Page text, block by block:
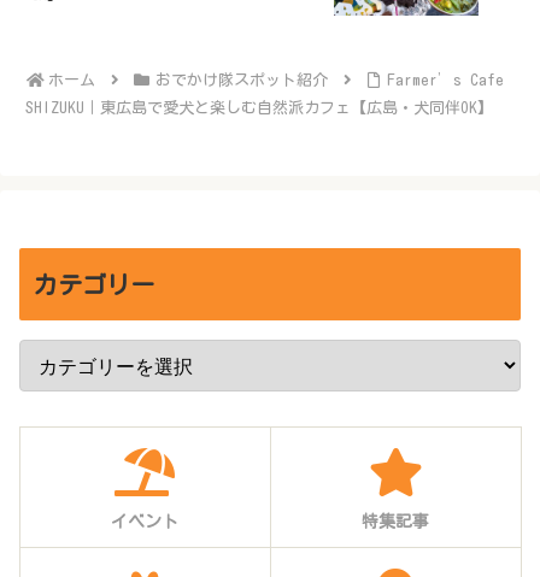
ホーム おでかけ隊スポット紹介
Farmer’s Cafe
SHIZUKU｜東広島で愛犬と楽しむ自然派カフェ【広島・犬同伴OK】
カテゴリー
イベント 特集記事